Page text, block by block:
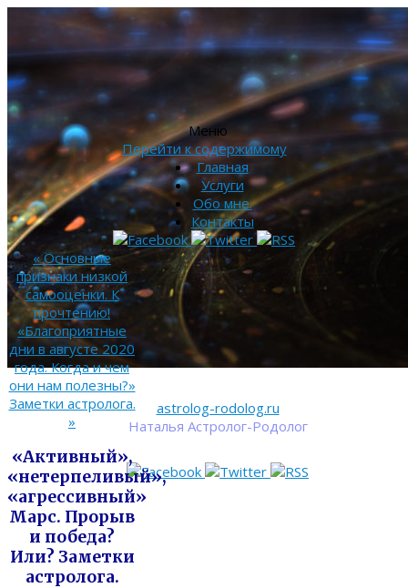
astrolog-rodolog.ru
Наталья Астролог-Родолог
Меню
Перейти к содержимому
Главная
Услуги
Обо мне.
Контакты
«Основные
признаки низкой
самооценки. К
прочтению!
«Благоприятные
дни в августе 2020
года. Когда и чем
они нам полезны?»
Заметки астролога.
»
«Активный»,
«нетерпеливый»,
«агрессивный»
Марс. Прорыв
и победа?
Или? Заметки
астролога.